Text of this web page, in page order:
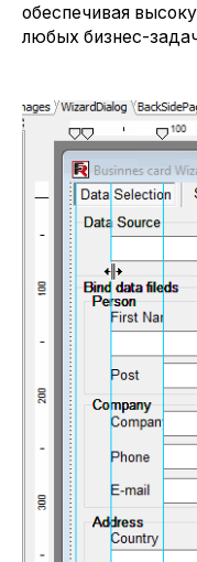
обеспечивая
любых бизнес-